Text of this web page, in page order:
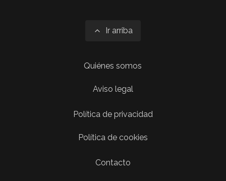
Ir arriba
Quiénes somos
Aviso legal
Política de privacidad
Política de cookies
Contacto